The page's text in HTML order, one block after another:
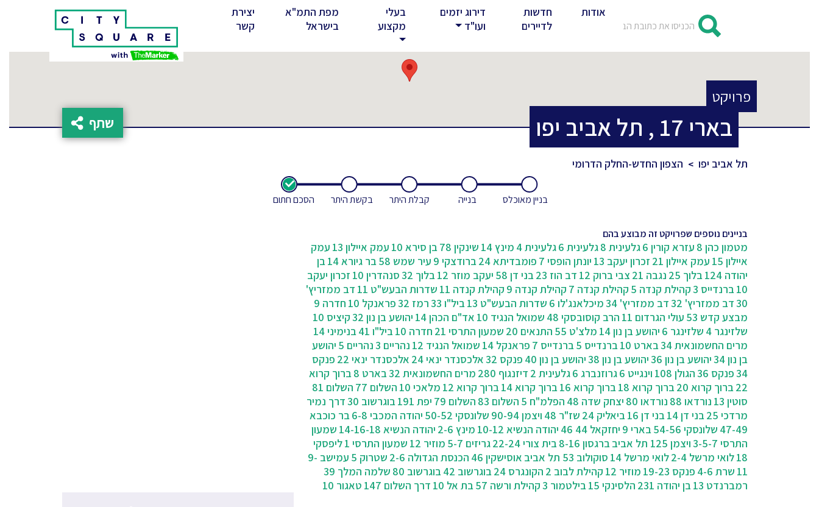
יצירת
קשר(current)
מפת התמ"א
בישראל
בעלי
מקצוע
דירוג יזמים
ועו"ד
חדשות
לדיירים
אודות
פרויקט
בארי 17
, תל אביב יפו שתף
תל אביב יפו הצפון החדש-החלק הדרומי
בניין מאוכלס בנייה קבלת היתר בקשת היתר הסכם חתום
בניינים נוספים שפרויקט זה מבוצע בהם
מטמון כהן 8 עזרא קורין 6 גלעינית 8 גלעינית 6 גלעינית 4 מינץ 14 שינקין 78 בן סירא 10 עמק איילון 13
עמק
איילון 15
עמק איילון 21 זכרון יעקב 13 יונתן הופסי 7 פומבדיתא 24 ברודצקי 9 עיר שמש 58 בר גיורא 14
בן
יהודה 124
בלוך 25 נגבה 21 צבי ברוק 12 דב הוז 23 בני דן 58 יעקב מוזר 12 בלוך 32 סנהדרין 10
זכרון יעקב
10ברנדייס 3 קהילת קנדה 5 קהילת קנדה 7 קהילת קנדה 9 קהילת קנדה 11 שדרות הבעש"ט 11
דב ממזריץ'
30דב ממזריץ' 32 דב ממזריץ' 34 מיכלאנג'לו 6 שדרות הבעש"ט 13 ביל"ו 33 רמז 32 פראנקל 10
חדרה 9
מבצע קדש 53
עולי הגרדום 11 הרב קוסובסקי 48 שמואל הנגיד 10 אד"ם הכהן 14 יהושע בן נון 32
קיציס 10
שלזינגר 4
שלזינגר 6 יהושע בן נון 14 מלצ'ט 55 התנאים 20 שמעון התרסי 21 חדרה 10 ביל"ו 41
בנימיני 14
מרים החשמונאית 34
בארט 10 ברנדייס 5 ברנדייס 7 פראנקל 14 שמואל הנגיד 12 נהריים 3 נהריים 5
יהושע
בן נון 34
יהושע בן נון 36 יהושע בן נון 38 יהושע בן נון 40 פנקס 32 אלכסנדר ינאי 24 אלכסנדר ינאי 22
פנקס
34פנקס 36 הגולן 108 וינגייט 6 גרוזנברג 6 גלעינית 2 דיזנגוף 280 מרים החשמונאית 32 בארט 8
ברוך קרוא
22ברוך קרוא 20 ברוך קרוא 18 ברוך קרוא 16 ברוך קרוא 14 ברוך קרוא 12 מלאכי 10 השלום 77
השלום 81
סוטין 13
נורדאו 88 נורדאו 80 יצחק שדה 48 הפלמ"ח 5 השלום 83 השלום 79 יפת 191 בוגרשוב 30
‫דרך נמיר
מרדכי 25
בני דן 14 בני דן 16 ביאליק 24 שז"ר 48 ויצמן 90-94 שלונסקי 50-52 יהודה המכבי 6-8
בר כוכבא
47-49 שלונסקי 54-56 בארי 9 יחזקאל 44 46 יהודה הנשיא 10-12 מינץ 2-6 יהודה הנשיא 14-16-18
שמעון
התרסי 3-5-7
ויצמן 125 תל אביב ברגסון 8-16 בית צורי 22-24 גריזים 5-7 מוזיר 12 שמעון התרסי 1
ליפסקי
18לואי מרשל 2-4 לואי מרשל 14 סוקולוב 53 תל אביב אוסישקין 46 הכנסת הגדולה 2-6 שטרוק 5
עמישב 9-
11 שרת 4-6 פנקס 19-23 מוזיר 12 קהילת לבוב 2 הקונגרס 24 בוגרשוב 42 בוגרשוב 80
שלמה המלך 39
רמברנדט 13
בן יהודה 231 הלסינקי 15 בילטמור 3 קהילת ורשה 57 בת אל 10 דרך השלום 147 טאגור 10